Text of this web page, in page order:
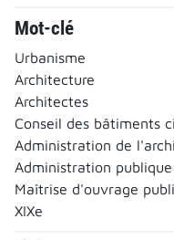
Mot-clé
Urbanisme
Architecture
Architectes
Conseil des bâtiments
Administration de
Administration publique
Maîtrise d'ouvrage
XIXe